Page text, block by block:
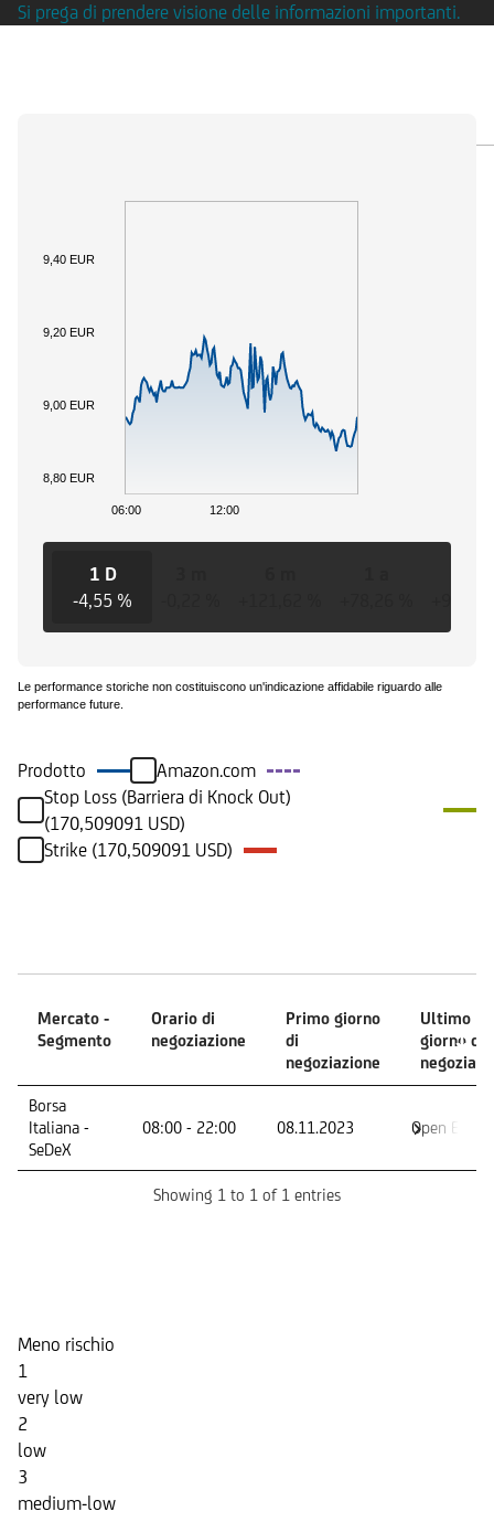
Si prega di prendere visione delle informazioni importanti.
06:00 12:00
8,80 EUR
9,00 EUR
9,20 EUR
9,40 EUR
1 D
-4,55 %
Le performance storiche non costituiscono un'indicazione affidabile riguardo alle
performance future.
Prodotto
Amazon.com
Stop Loss (Barriera di Knock Out)
(170,509091 USD)
Strike (170,509091 USD)
Mercato -
Segmento
Orario di
negoziazione
Primo giorno
di
negoziazione
Ultimo
giorno di
Segmento
negoziazione
di
giorno di
Borsa
Italiana -
SeDeX
08:00 - 22:00 08.11.2023 Open End
Showing 1 to 1 of 1 entries
Meno rischio
1
very low
2
low
3
medium-low